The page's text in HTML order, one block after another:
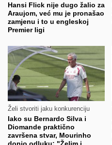
Hansi Flick nije dugo žalio za
Araujom, već mu je pronašao
zamjenu i to u engleskoj
Premier ligi
Želi stvoriti jaku konkurenciju
Iako su Bernardo Silva i
Diomande praktično
završena stvar, Mourinho
donio odluku: "Želim i